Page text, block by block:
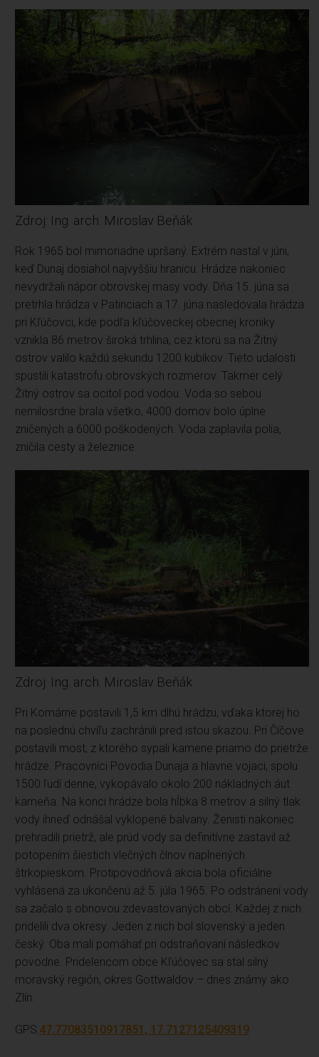
Zdroj: Ing. arch. Miroslav Beňák
Rok 1965 bol mimoriadne upršaný. Extrém nastal v júni,
keď Dunaj dosiahol najvyššiu hranicu. Hrádze nakoniec
nevydržali nápor obrovskej masy vody. Dňa 15. júna sa
pretrhla hrádza v Patinciach a 17. júna nasledovala hrádza
pri Kľúčovci, kde podľa kľúčoveckej obecnej kroniky
vznikla 86 metrov široká trhlina, cez ktorú sa na Žitný
ostrov valilo každú sekundu 1200 kubíkov. Tieto udalosti
spustili katastrofu obrovských rozmerov. Takmer celý
Žitný ostrov sa ocitol pod vodou. Voda so sebou
nemilosrdne brala všetko, 4000 domov bolo úplne
zničených a 6000 poškodených. Voda zaplavila polia,
zničila cesty a železnice.
Zdroj: Ing. arch. Miroslav Beňák
Pri Komárne postavili 1,5 km dlhú hrádzu, vďaka ktorej ho
na poslednú chvíľu zachránili pred istou skazou. Pri Číčove
postavili most, z ktorého sypali kamene priamo do prietrže
hrádze. Pracovníci Povodia Dunaja a hlavne vojaci, spolu
1500 ľudí denne, vykopávalo okolo 200 nákladných áut
kameňa. Na konci hrádze bola hĺbka 8 metrov a silný tlak
vody ihneď odnášal vyklopené balvany. Ženisti nakoniec
prehradili prietrž, ale prúd vody sa definitívne zastavil až
potopením šiestich vlečných člnov naplnených
štrkopieskom. Protipovodňová akcia bola oficiálne
vyhlásená za ukončenú až 5. júla 1965. Po odstránení vody
sa začalo s obnovou zdevastovaných obcí. Každej z nich
pridelili dva okresy. Jeden z nich bol slovenský a jeden
český. Oba mali pomáhať pri odstraňovaní následkov
povodne. Pridelencom obce Kľúčovec sa stal silný
moravský región, okres Gottwaldov – dnes známy ako
Zlín.
GPS:47.77083510917851, 17.7127125409319